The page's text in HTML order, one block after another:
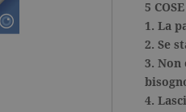
5
1. La
2. Se
3.
4.